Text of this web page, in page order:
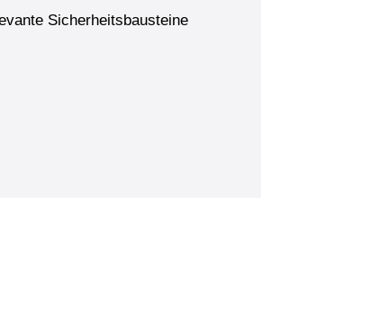
Sicherheitsbausteine